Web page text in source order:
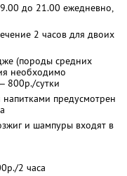
до 21.00 ежедневно,
2 часов для двоих
(породы средних
необходимо
800р./сутки
предусмотрен
и шампуры входят в
2 часа